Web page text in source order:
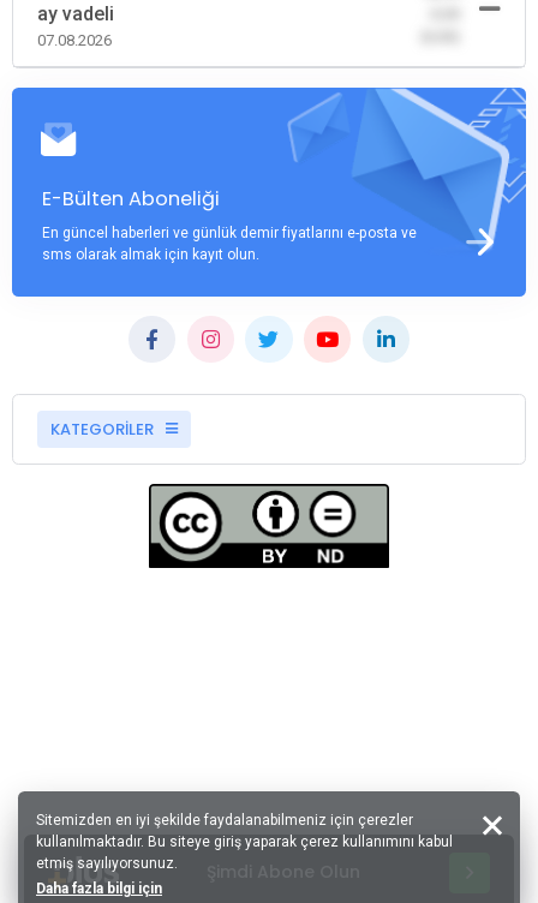
ay vadeli
07.08.2026
E-Bülten Aboneliği
En güncel haberleri ve günlük demir fiyatlarını e-posta ve
sms olarak almak için kayıt olun.
KATEGORİLER
Sitemizden en iyi şekilde faydalanabilmeniz için çerezler
kullanılmaktadır. Bu siteye giriş yaparak çerez kullanımını kabul
etmiş sayılıyorsunuz.
Daha fazla bilgi için